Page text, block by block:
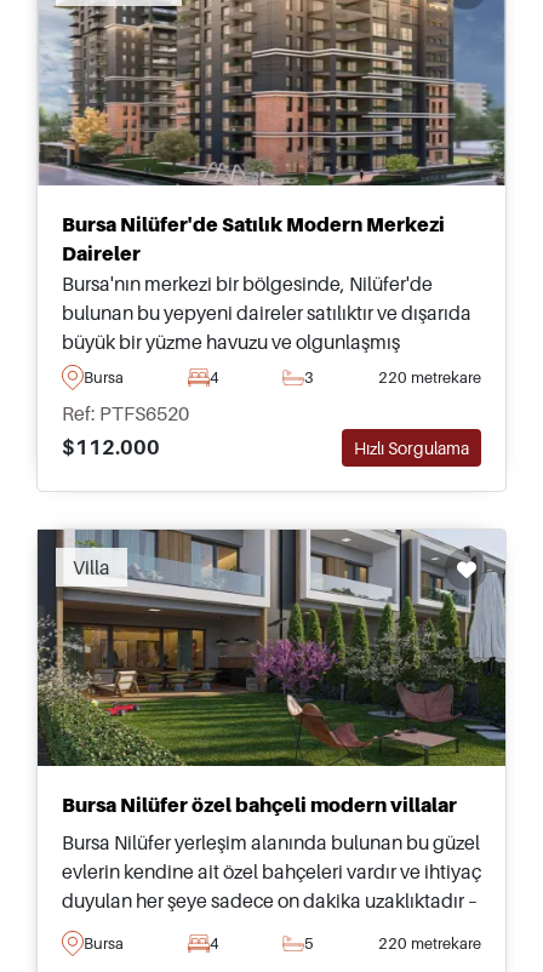
Bursa Nilüfer'de Satılık Modern Merkezi
Daireler
Bursa'nın merkezi bir bölgesinde, Nilüfer'de
bulunan bu yepyeni daireler satılıktır ve dışarıda
büyük bir yüzme havuzu ve olgunlaşmış
bahçelere erişim imkanı sunmaktadır – en kısa
başvurun.
Bursa 4 3 220 metrekare
Ref: PTFS6520
$112.000
Hızlı Sorgulama
Recommended
Villa
Bursa Nilüfer özel bahçeli modern villalar
Bursa Nilüfer yerleşim alanında bulunan bu güzel
evlerin kendine ait özel bahçeleri vardır ve ihtiyaç
duyulan her şeye sadece on dakika uzaklıktadır –
daha fazla bilgi için bugün bizi arayın veya
iletişime geçin.
Bursa 4 5 220 metrekare